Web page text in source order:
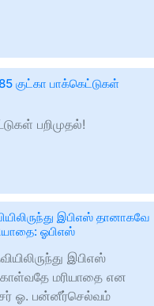
குட்கா பாக்கெட்டுகள்
பறிமுதல்!
இபிஎஸ் தானாகவே
ஓபிஎஸ்
இபிஎஸ்
மரியாதை என
ஓ. பன்​னீர்​செல்​வம்